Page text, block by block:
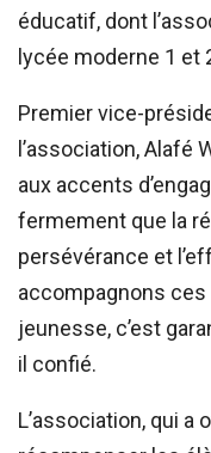
éducatif, dont
lycée moderne 1 et
Premier vice-
l’association, Alafé
aux accents
fermement que la
persévérance et
accompagnons
jeunesse, c’est
il confié.
L’association, qui a